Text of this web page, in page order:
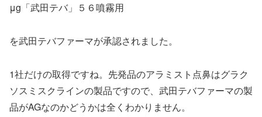
μg「武田テバ」５６噴霧用
を武田テバファーマが承認されました。
1社だけの取得ですね。先発品のアラミスト点鼻はグラク
ソスミスクラインの製品ですので、武田テバファーマの製
品がAGなのかどうかは全くわかりません。